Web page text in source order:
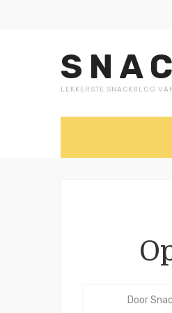
LEKKERSTE SNACKBLOG
Door